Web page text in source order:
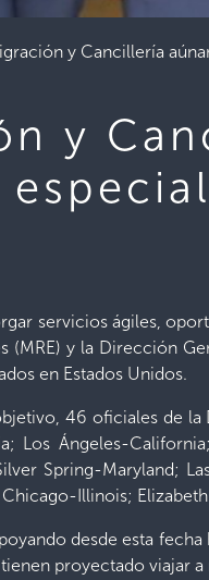
y Cancillería
y
servicios ágiles,
(MRE) y la Dirección
en Estados Unidos.
46 oficiales de la
Los Ángeles-
Spring-Maryland;
Illinois;
desde esta
proyectado viajar